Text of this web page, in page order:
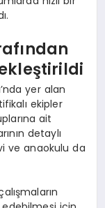
yer alan
ekipler
ait
detaylı
ve anaokulu da